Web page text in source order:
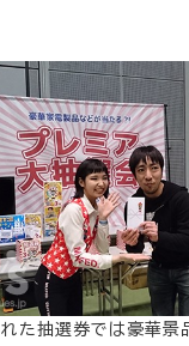
た抽選券では豪華景